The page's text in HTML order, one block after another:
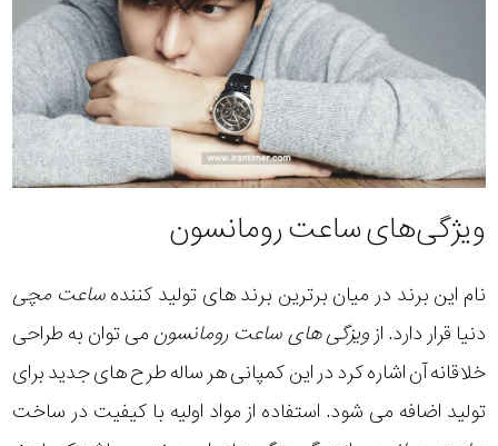
ویژگی‌های ساعت رومانسون
نام این برند در میان برترین برند های تولید کنندهساعت مچی
دنیا قرار دارد. ازویزگی هایساعت رومانسونمی توان به طراحی
خلاقانه آن اشاره کرد در این کمپانی هر ساله طرح های جدید برای
تولید اضافه می شود. استفاده از مواد اولیه با کیفیت در ساخت